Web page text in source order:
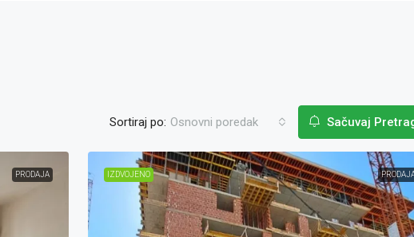
Sortiraj po: Osnovni poredak Sačuvaj
PRODAJA IZDVOJENO